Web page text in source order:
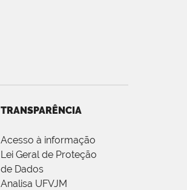
TRANSPARÊNCIA
Acesso à informação
Lei Geral de Proteção
de Dados
Analisa UFVJM